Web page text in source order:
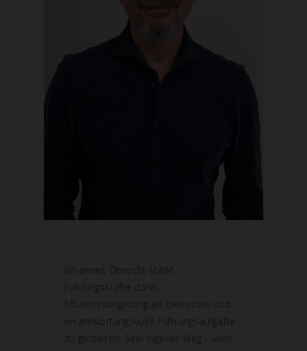
Johannes Obrecht stärkt
Führungskräfte darin,
Effizienzsteigerung als bewusste und
verantwortungsvolle Führungsaufgabe
zu gestalten. Sein eigener Weg – vom